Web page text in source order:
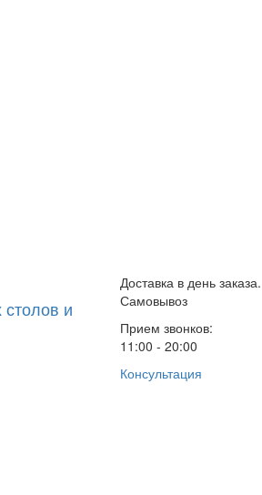
и
Доставка в день заказа.
Самовывоз
Прием звонков:
11:00 - 20:00
Консультация